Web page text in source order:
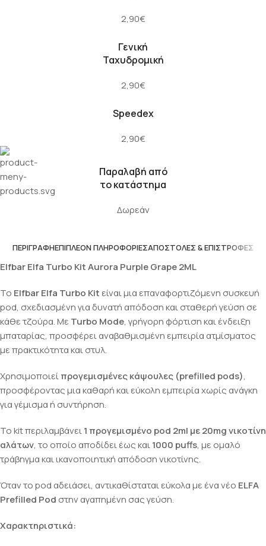
2,90€
Γενική
Ταχυδρομική
2,90€
Speedex
2,90€
Παραλαβή από
το κατάστημα
Δωρεάν
ΠΕΡΙΓΡΑΦΉΕΠΙΠΛΈΟΝ ΠΛΗΡΟΦΟΡΊΕΣΑΠΟΣΤΟΛΈΣ & ΕΠΙΣΤΡΟΦΈΣ
Elfbar Elfa Turbo Kit Aurora Purple Grape 2ML
Το Elfbar Elfa Turbo Kit είναι μια επαναφορτιζόμενη συσκευή
pod, σχεδιασμένη για δυνατή απόδοση και σταθερή γεύση σε
κάθε τζούρα. Με Turbo Mode, γρήγορη φόρτιση και ένδειξη
μπαταρίας, προσφέρει αναβαθμισμένη εμπειρία ατμίσματος
με πρακτικότητα και στυλ.
Χρησιμοποιείπρογεμισμένες κάψουλες (prefilled pods),
προσφέροντας μια καθαρή και εύκολη εμπειρία χωρίς ανάγκη
για γέμισμα ή συντήρηση.
Το kit περιλαμβάνει1 προγεμισμένο pod 2ml με 20mg νικοτίνη
αλάτων, το οποίο αποδίδει έως και1000 puffs, με ομαλό
τράβηγμα και ικανοποιητική απόδοση νικοτίνης.
Όταν το pod αδειάσει, αντικαθίσταται εύκολα με ένα νέο ELFA
Prefilled Pod στην αγαπημένη σας γεύση.
Χαρακτηριστικά: